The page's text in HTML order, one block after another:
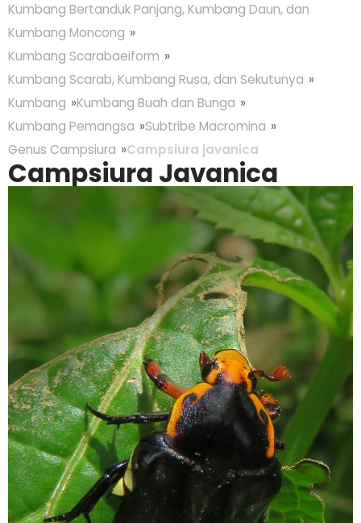
Kumbang Bertanduk Panjang, Kumbang Daun, dan
Kumbang Moncong
Kumbang Scarabaeiform
Kumbang Scarab, Kumbang Rusa, dan Sekutunya
Kumbang
Kumbang Buah dan Bunga
Kumbang Pemangsa
Subtribe Macromina
Genus Campsiura
Campsiura javanica
Campsiura Javanica